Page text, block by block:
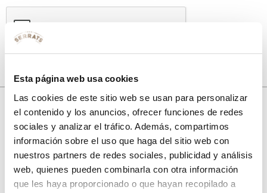
Esta página web usa cookies
Las cookies de este sitio web se usan para personalizar
el contenido y los anuncios, ofrecer funciones de redes
sociales y analizar el tráfico. Además, compartimos
información sobre el uso que haga del sitio web con
nuestros partners de redes sociales, publicidad y análisis
web, quienes pueden combinarla con otra información
que les haya proporcionado o que hayan recopilado a
10% de descuento
con tu primera compra.